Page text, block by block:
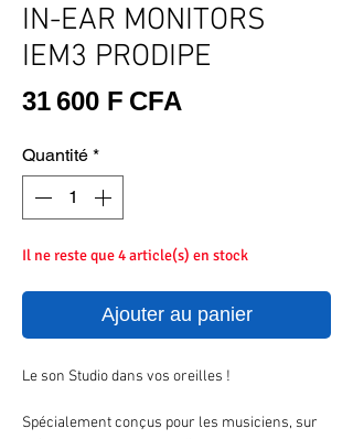
IN-EAR MONITORS
IEM3 PRODIPE
31 600 F CFA
Quantité *
Il ne reste que 4 article(s) en stock
Ajouter au panier
Le son Studio dans vos oreilles !
Spécialement conçus pour les musiciens, sur